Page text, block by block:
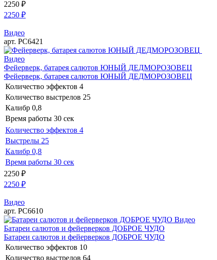
2250 ₽
2250 ₽
Видео
арт. РС6421
Видео
Фейерверк, батарея салютов ЮНЫЙ ДЕДМОРОЗОВЕЦ
Фейерверк, батарея салютов ЮНЫЙ ДЕДМОРОЗОВЕЦ
Количество эффектов 4
Количество выстрелов 25
Калибр 0,8
Время работы 30 сек
Количество эффектов 4
Выстрелы 25
Калибр 0,8
Время работы 30 сек
2250 ₽
2250 ₽
Видео
арт. РС6610
Видео
Батареи салютов и фейерверков ДОБРОЕ ЧУДО
Батареи салютов и фейерверков ДОБРОЕ ЧУДО
Количество эффектов 10
Количество выстрелов 64